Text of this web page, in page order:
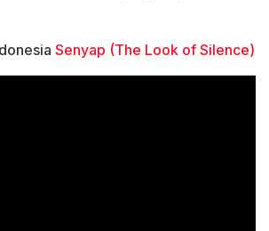
Senyap (The Look of Silence)